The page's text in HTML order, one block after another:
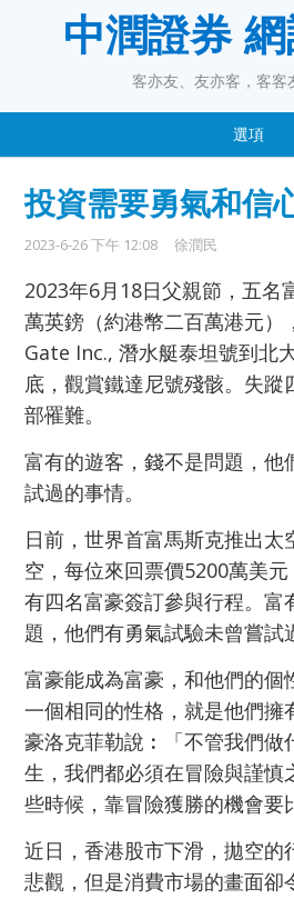
中潤證券
客亦友、友亦客，客客
選項
投資需要勇氣和信
2023-6-26 下午 12:08 徐潤民
2023年6月18日父親節，五名
萬英鎊（約港幣二百萬港元）
Gate Inc., 潛水艇泰坦號到北
底，觀賞鐵達尼號殘骸。失蹤
部罹難。
富有的遊客，錢不是問題，他
試過的事情。
日前，世界首富馬斯克推出太
空，每位來回票價5200萬美
有四名富豪簽訂參與行程。富
題，他們有勇氣試驗未曾嘗試
富豪能成為富豪，和他們的個
一個相同的性格，就是他們擁
豪洛克菲勒說︰「不管我們做
生，我們都必須在冒險與謹慎
些時候，靠冒險獲勝的機會要
近日，香港股市下滑，拋空的
悲觀，但是消費市場的畫面卻